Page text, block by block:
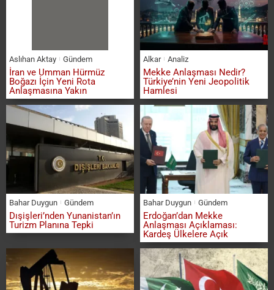
Aslıhan Aktay Gündem
İran ve Umman Hürmüz
Boğazı İçin Yeni Rota
Anlaşmasına Yakın
Alkar Analiz
Mekke Anlaşması Nedir?
Türkiye’nin Yeni Jeopolitik
Hamlesi
Bahar Duygun Gündem
Dışişleri’nden Yunanistan’ın
Turizm Planına Tepki
Bahar Duygun Gündem
Erdoğan’dan Mekke
Anlaşması Açıklaması:
Kardeş Ülkelere Açık